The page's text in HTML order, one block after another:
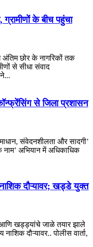
के बीच पहुंचा
अंतिम छोर के नागरिकों तक
से सीधा संवाद
से जिला प्रशासन
संवेदनशीलता और सादगी’
नाम’ अभियान में अधिकाधिक
दौऱ्यावर; खड्डे युक्त
आणि खड्ड्यांचे जाळे तयार झाले
दौऱ्यावर.. पोलीस वार्ता,